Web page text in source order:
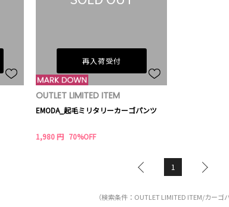
再入荷受付
OUTLET LIMITED ITEM
EMODA_起毛ミリタリーカーゴパンツ
1,980 円 70%OFF
1
（検索条件：OUTLET LIMITED ITEM/カーゴ